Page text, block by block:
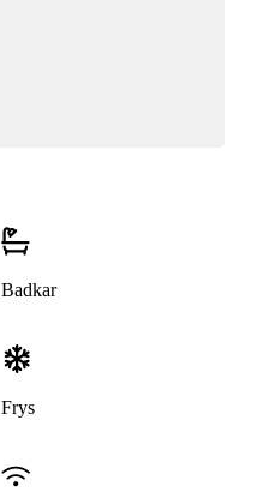
Badkar
Frys